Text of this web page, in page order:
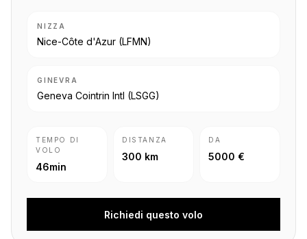
NIZZA
Nice-Côte d'Azur (LFMN)
GINEVRA
Geneva Cointrin Intl (LSGG)
TEMPO DI
VOLO
46min
DISTANZA
300 km
DA
5000 €
Richiedi questo volo